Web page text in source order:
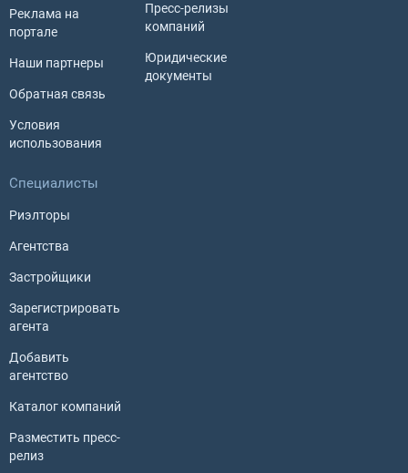
Реклама на
портале
Наши партнеры
Обратная связь
Условия
использования
Пресс-релизы
компаний
Юридические
документы
Специалисты
Риэлторы
Агентства
Застройщики
Зарегистрировать
агента
Добавить
агентство
Каталог компаний
Разместить пресс-
релиз